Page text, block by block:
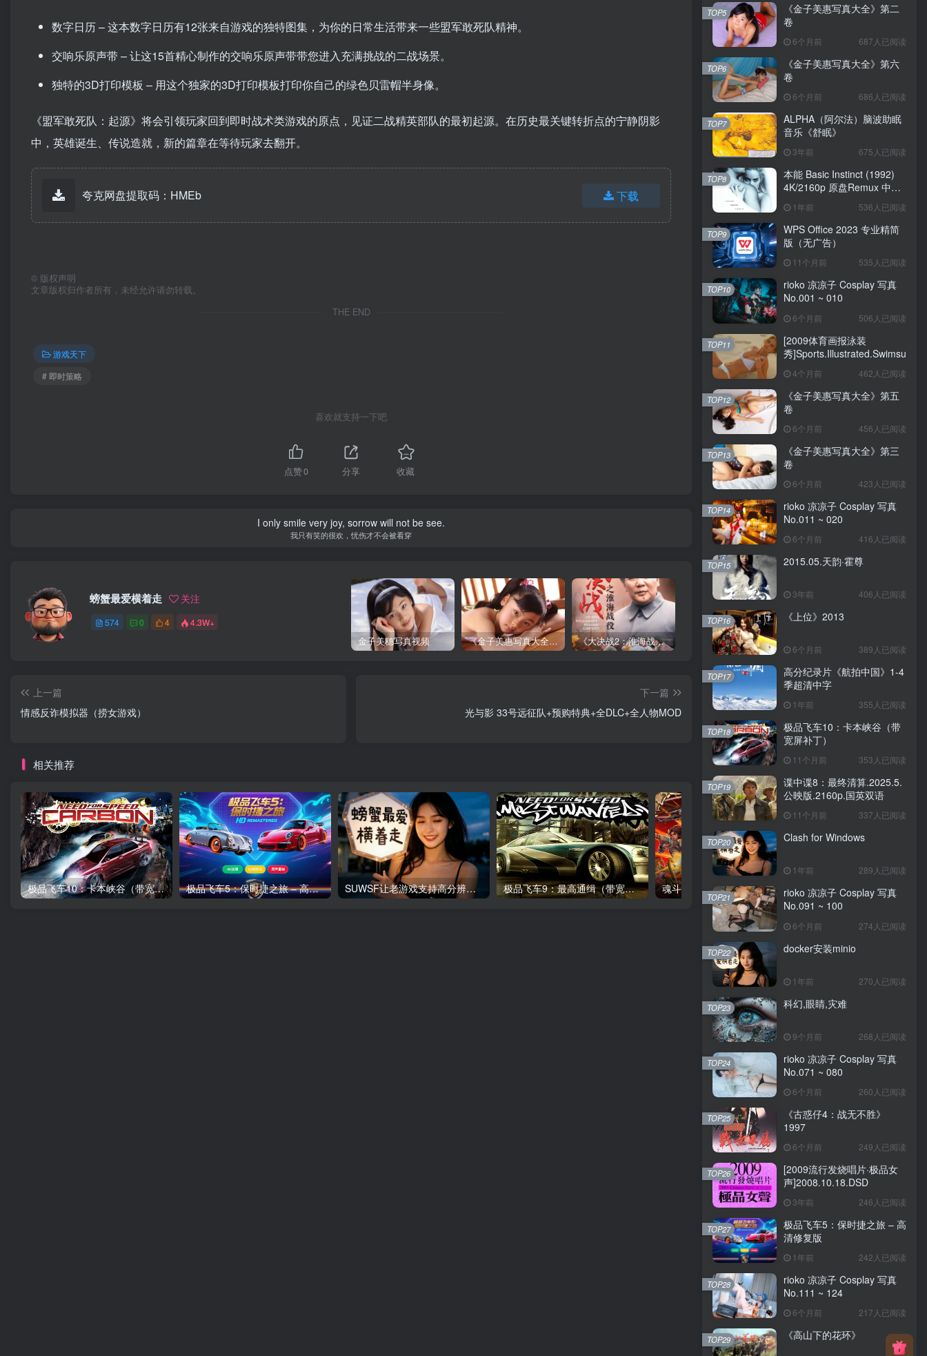
数字日历 – 这本数字日历有12张来自游戏的独特图集，为你的日常生活带来一些盟军敢死队精神。
交响乐原声带 – 让这15首精心制作的交响乐原声带带您进入充满挑战的二战场景。
独特的3D打印模板 – 用这个独家的3D打印模板打印你自己的绿色贝雷帽半身像。
《盟军敢死队：起源》将会引领玩家回到即时战术类游戏的原点，见证二战精英部队的最初起源。在历史最关键转折点的宁静阴影
中，英雄诞生、传说造就，新的篇章在等待玩家去翻开。
夸克网盘提取码：HMEb 下载
© 版权声明
文章版权归作者所有，未经允许请勿转载。
THE END
游戏天下
# 即时策略
喜欢就支持一下吧
点赞0 分享 收藏
I only smile very joy, sorrow will not be see.
我只有笑的很欢，忧伤才不会被看穿
螃蟹最爱横着走 关注
574 0 4 4.3W+
金子美穗写真视频 《金子美惠写真大全》第一卷 《大决战2：淮海战役》1991 《金子美惠写真大全》第四卷
上一篇
情感反诈模拟器（捞女游戏）
下一篇
光与影 33号远征队+预购特典+全DLC+全人物MOD
相关推荐
极品飞车10：卡本峡谷（带宽屏补丁） 极品飞车5：保时捷之旅 – 高清修复版 SUWSF让老游戏支持高分辨率宽屏 极品飞车9：最高通缉（带宽屏补丁） 魂斗罗：加鲁行动（炮火阵线-异形突袭+全DLC+修改器-支持手柄） 防御阵型2 –
《金子美惠写真大全》第二
卷
6个月前 687人已阅读
TOP5
《金子美惠写真大全》第六
卷
6个月前 686人已阅读
TOP6
ALPHA（阿尔法）脑波助眠
音乐《舒眠》
3年前 675人已阅读
TOP7
本能 Basic Instinct (1992)
4K/2160p 原盘Remux 中文
字幕1年前 536人已阅读
TOP8
WPS Office 2023 专业精简
版（无广告）
11个月前 535人已阅读
TOP9
rioko 凉凉子 Cosplay 写真
No.001 ~ 010
6个月前 506人已阅读
TOP10
[2009体育画报泳装
秀
4个月前 462人已阅读
TOP11
《金子美惠写真大全》第五
卷
6个月前 456人已阅读
TOP12
《金子美惠写真大全》第三
卷
6个月前 423人已阅读
TOP13
rioko 凉凉子 Cosplay 写真
No.011 ~ 020
6个月前 416人已阅读
TOP14
2015.05.天韵·霍尊
3年前 406人已阅读
TOP15
《上位》2013
6个月前 389人已阅读
TOP16
高分纪录片《航拍中国》1-4
季超清中字
1年前 355人已阅读
TOP17
极品飞车10：卡本峡谷（带
宽屏补丁）
11个月前 353人已阅读
TOP18
谍中谍8：最终清算.2025.5.
公映版.2160p.国英双语
11个月前 337人已阅读
TOP19
Clash for Windows
1年前 289人已阅读
TOP20
rioko 凉凉子 Cosplay 写真
No.091 ~ 100
6个月前 274人已阅读
TOP21
docker安装minio
1年前 270人已阅读
TOP22
科幻,眼睛,灾难
9个月前 268人已阅读
TOP23
rioko 凉凉子 Cosplay 写真
No.071 ~ 080
6个月前 260人已阅读
TOP24
《古惑仔4：战无不胜》
1997
6个月前 249人已阅读
TOP25
[2009流行发烧唱片·极品女
声]2008.10.18.DSD
3年前 246人已阅读
TOP26
极品飞车5：保时捷之旅 – 高
清修复版
1年前 242人已阅读
TOP27
rioko 凉凉子 Cosplay 写真
No.111 ~ 124
6个月前 217人已阅读
TOP28
《高山下的花环》
TOP29